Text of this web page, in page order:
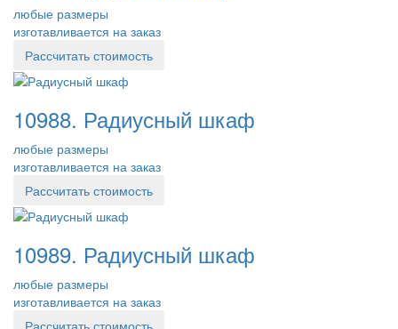
любые размеры
изготавливается на заказ
Рассчитать стоимость
10988. Радиусный шкаф
любые размеры
изготавливается на заказ
Рассчитать стоимость
10989. Радиусный шкаф
любые размеры
изготавливается на заказ